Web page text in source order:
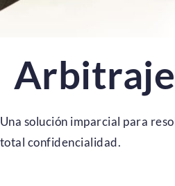
Arbitraje
Una solución imparcial para
total confidencialidad.